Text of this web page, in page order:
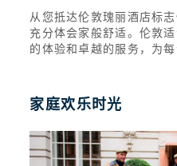
从您抵达伦敦瑰丽酒店标
充分体会家般舒适。伦敦
的体验和卓越的服务，为
家庭欢乐时光